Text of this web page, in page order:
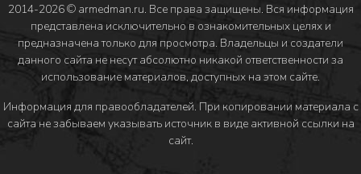
2014-2026 © armedman.ru. Все права защищены. Вся информация
представлена исключительно в ознакомительных целях и
предназначена только для просмотра. Владельцы и создатели
данного сайта не несут абсолютно никакой ответственности за
использование материалов, доступных на этом сайте.
Информация для правообладателей. При копировании материала с
сайта не забываем указывать источник в виде активной ссылки на
сайт.